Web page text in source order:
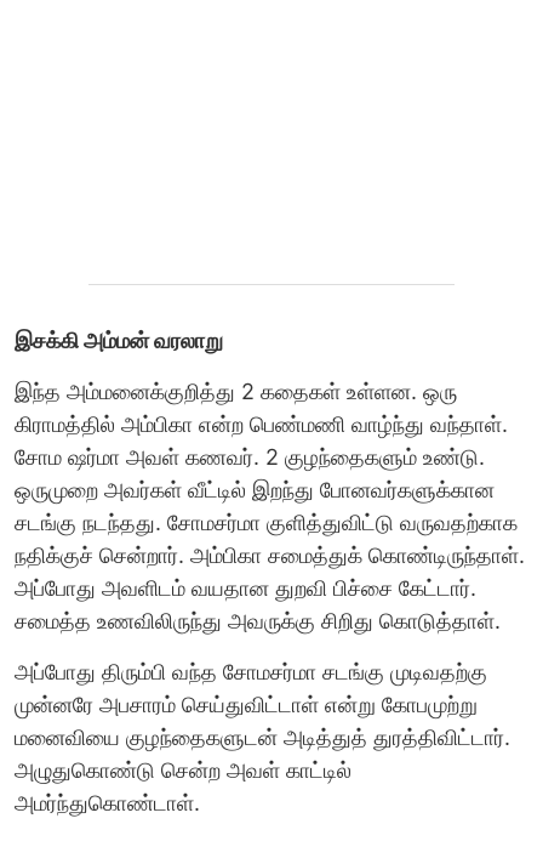
இசக்கி அம்மன் வரலாறு
இந்த அம்மனைக்குறித்து 2 கதைகள் உள்ளன. ஒரு
கிராமத்தில் அம்பிகா என்ற பெண்மணி வாழ்ந்து வந்தாள்.
சோம ஷர்மா அவள் கணவர். 2 குழந்தைகளும் உண்டு.‌
ஒருமுறை அவர்கள் வீட்டில் இறந்து போனவர்களுக்கான
சடங்கு நடந்தது‌. சோமசர்மா குளித்துவிட்டு வருவதற்காக
நதிக்குச் சென்றார். அம்பிகா சமைத்துக் கொண்டிருந்தாள்.
அப்போது அவளிடம் வயதான துறவி பிச்சை கேட்டார்.
சமைத்த உணவிலிருந்து அவருக்கு சிறிது கொடுத்தாள்.
அப்போது திரும்பி வந்த சோமசர்மா சடங்கு முடிவதற்கு
முன்னரே அபசாரம் செய்துவிட்டாள் என்று கோபமுற்று
மனைவியை குழந்தைகளுடன் அடித்துத் துரத்திவிட்டார்.
அழுதுகொண்டு சென்ற அவள் காட்டில்
அமர்ந்துகொண்டாள்.